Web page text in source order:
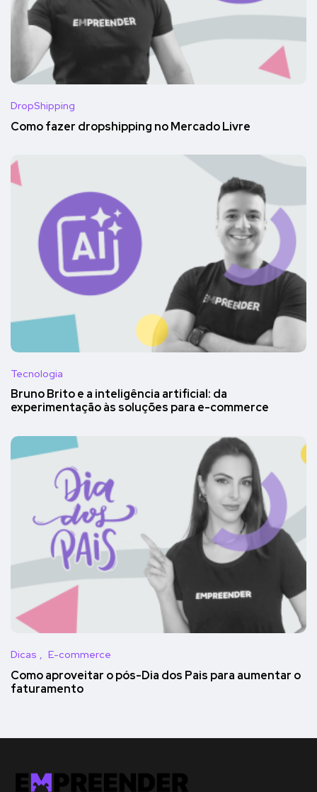
DropShipping
Como fazer dropshipping no Mercado Livre
Tecnologia
Bruno Brito e a inteligência artificial: da
experimentação às soluções para e-commerce
Dicas E-commerce
Como aproveitar o pós-Dia dos Pais para aumentar o
faturamento